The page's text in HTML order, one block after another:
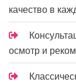
качество в
осмотр и